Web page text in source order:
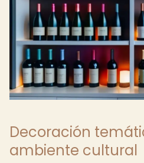
Decoración
ambiente cultural